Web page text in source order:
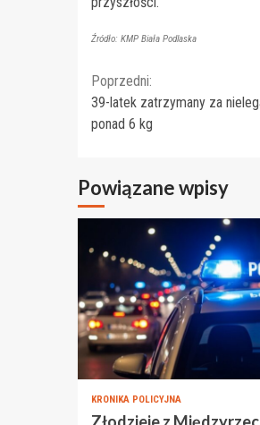
Źródło: KMP Biała Podlaska
Continue
Reading
Poprzedni:
39-latek zatrzymany za
ponad 6 kg
Powiązane wpisy
KRONIKA POLICYJNA